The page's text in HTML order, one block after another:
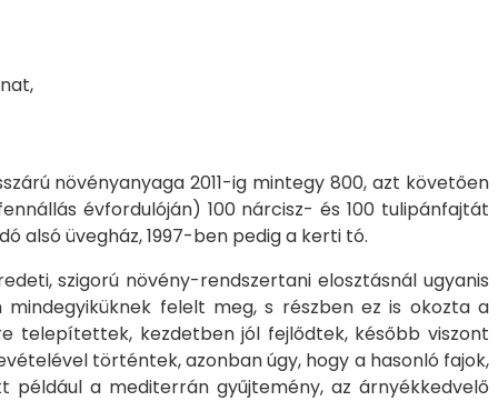
növényanyaga 2011-ig mintegy 800, azt követően
évfordulóján) 100 nárcisz- és 100 tulipánfajtát
alsó üvegház, 1997-ben pedig a kerti tó.
szigorú növény-rendszertani elosztásnál ugyanis
felelt meg, s részben ez is okozta a
telepítettek, kezdetben jól fejlődtek, később viszont
történtek, azonban úgy, hogy a hasonló fajok,
a mediterrán gyűjtemény, az árnyékkedvelő